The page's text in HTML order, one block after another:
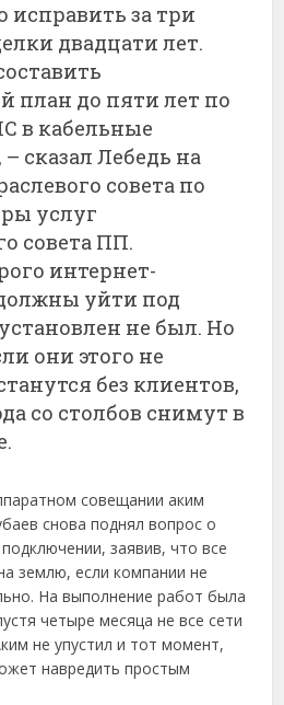
исправить за три
двадцати лет.
план до пяти лет по
в кабельные
сказал Лебедь на
совета по
услуг
совета ПП.
интернет-
уйти под
не был. Но
они этого не
без клиентов,
со столбов снимут в
совещании аким
снова поднял вопрос о
заявив, что все
землю, если компании не
На выполнение работ была
четыре месяца не все сети
не упустил и тот момент,
навредить простым